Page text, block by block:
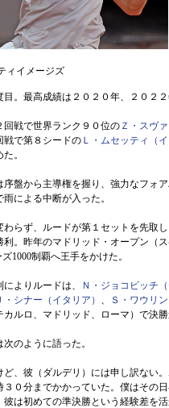
ィイメージズ
。最高成績は２０２０年、２０２
回戦で世界ランク９０位の Ｚ・スヴ
戦で第８シードの Ｌ・ムセッティ（イ
。
序盤から主導権を握り、強力なフォ
雨による中断が入った。
わらず、ルードが第１セットを先取
利。昨年のマドリッド・オープン（
1000制覇へ王手をかけた。
よりルードは、 Ｎ・ジョコビッチ（
・シナー（イタリア） 、 Ｓ・ワウリ
ルロ、マドリッド、ローマ）で決
のように語った。
ど、彼（ダルデリ）には申し訳ない
３０分までかかっていた。僕はその
は初めての準決勝という経験差を活